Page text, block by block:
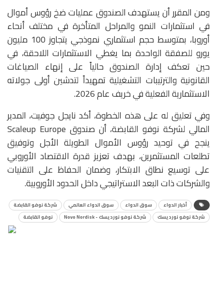
ومن المقرر أن يستهدف الصندوق عمليات ضخ رؤوس أموال
في استثمارات النمو والمراحل المتأخرة في مختلف أنحاء
أوروبا، بمتوسط حجم استثماري نموذجي يتجاوز 100 مليون
يورو للصفقة الواحدة بما يغطي الاستثمارات اللاحقة، في
حين تعكف إدارة الصندوق حالياً على إنهاء الصياغات
القانونية والترتيبات التشغيلية تمهيداً لتدشين أولى جولاته
الاستثمارية الفعلية في خريف عام 2026.
وفي تعليق له على هذه الخطوة، أكد نايجل جوفيت، المدير
المالي لشركة نوفو القابضة، أن صندوق Scaleup Europe
ينجح في توحيد رؤوس الأموال الطويلة الأجل وتوفيق
تطلعات المستثمرين، بهدف تعزيز قدرة الاقتصاد الأوروبي
على توسيع نطاق الابتكار، وضمان الحفاظ على التقنيات
والشركات ذات البعد الاستراتيجي داخل الحدود الأوروبية.
أخبار الدواء سوق الدواء سوق الدواء العالمي
شركة نوفو القابضة
شركة نوفو نورديسك
شركة نوفو نورديسك - Novo Nordisk نوفو القابضة